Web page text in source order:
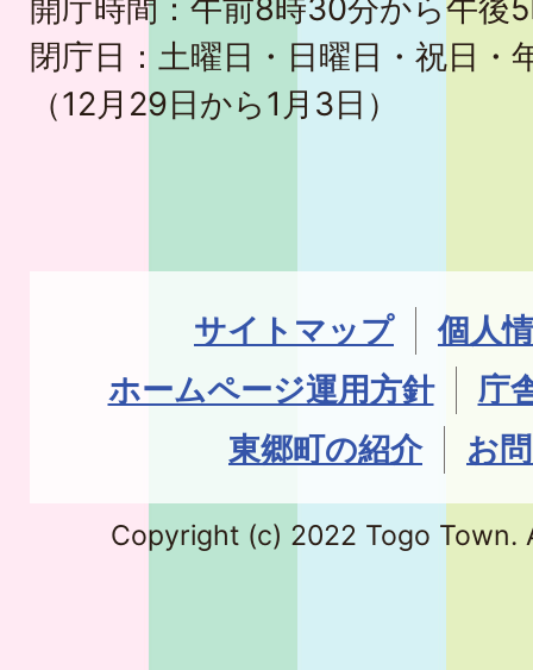
開庁時間：午前8時30分から午後
閉庁日：土曜日・日曜日・祝日・
（12月29日から1月3日）
サイトマップ
個人
ホームページ運用方針
庁
東郷町の紹介
お
Copyright (c) 2022 Togo Town.